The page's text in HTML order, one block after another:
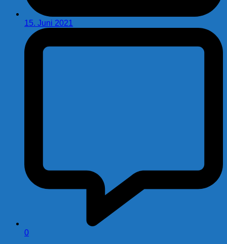
15. Juni 2021
0